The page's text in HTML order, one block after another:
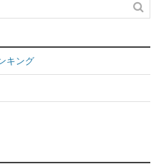
ング
ミ渾身の“殿堂入り”記事をまとめま